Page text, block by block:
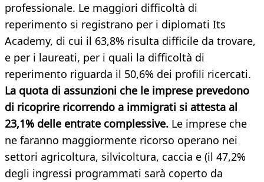
professionale. Le maggiori difficoltà di
reperimento si registrano per i diplomati Its
Academy, di cui il 63,8% risulta difficile da trovare,
e per i laureati, per i quali la difficoltà di
reperimento riguarda il 50,6% dei profili ricercati.
La quota di assunzioni che le imprese prevedono
di ricoprire ricorrendo a immigrati si attesta al
23,1% delle entrate complessive. Le imprese che
ne faranno maggiormente ricorso operano nei
settori agricoltura, silvicoltura, caccia e (il 47,2%
degli ingressi programmati sarà coperto da